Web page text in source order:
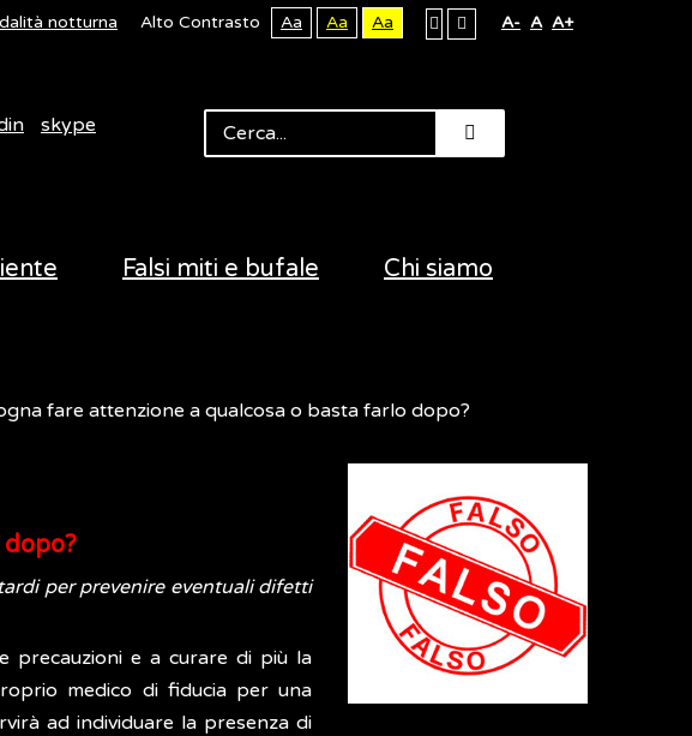
notturna Alto Contrasto Aa Aa Aa A- A A+
skype
Falsi miti e bufale Chi siamo
fare attenzione a qualcosa o basta farlo dopo?
per prevenire eventuali difetti
precauzioni e a curare di più la
medico di fiducia per una
ad individuare la presenza di